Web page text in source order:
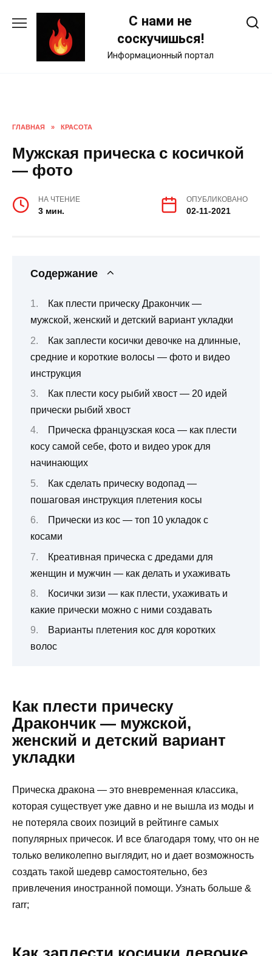
С нами не
соскучишься!
Информационный портал
ГЛАВНАЯ » КРАСОТА
Мужская прическа с косичкой
— фото
НА ЧТЕНИЕ
3 мин.
ОПУБЛИКОВАНО
02-11-2021
Содержание
Как плести прическу Дракончик —
мужской, женский и детский вариант укладки
Как заплести косички девочке на длинные,
средние и короткие волосы — фото и видео
инструкция
Как плести косу рыбий хвост — 20 идей
прически рыбий хвост
Прическа французская коса — как плести
косу самой себе, фото и видео урок для
начинающих
Как сделать прическу водопад —
пошаговая инструкция плетения косы
Прически из кос — топ 10 укладок с
косами
Креативная прическа с дредами для
женщин и мужчин — как делать и ухаживать
Косички зизи — как плести, ухаживать и
какие прически можно с ними создавать
Варианты плетения кос для коротких
волос
Как плести прическу
Дракончик — мужской,
женский и детский вариант
укладки
Прическа дракона — это вневременная классика,
которая существует уже давно и не вышла из моды и
не потеряла своих позиций в рейтинге самых
популярных причесок. И все благодаря тому, что он не
только великолепно выглядит, но и дает возможность
создать такой шедевр самостоятельно, без
привлечения иностранной помощи. Узнать больше &
rarr;